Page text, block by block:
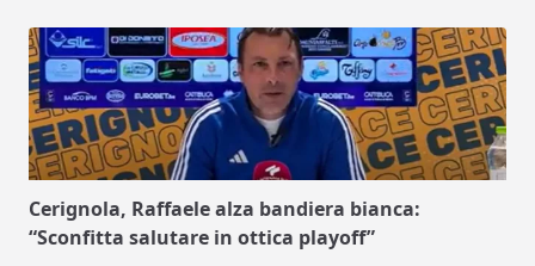
Cerignola, Raffaele alza bandiera bianca:
“Sconfitta salutare in ottica playoff”